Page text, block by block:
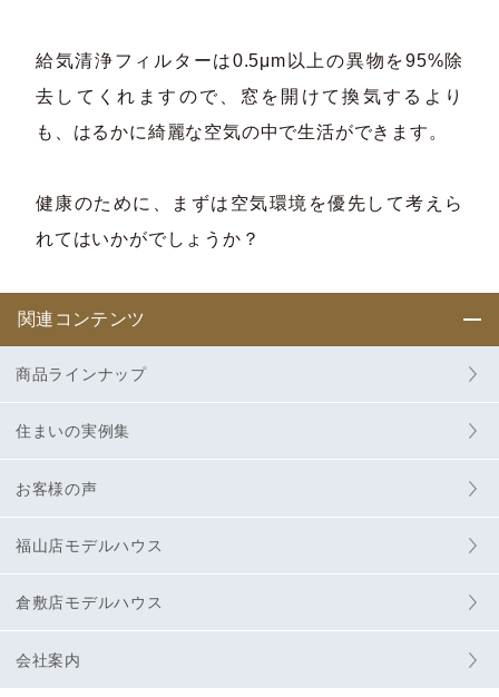
給気清浄フィルターは0.5μm以上の異物を95%除
去してくれますので、窓を開けて換気するより
も、はるかに綺麗な空気の中で生活ができます。
健康のために、まずは空気環境を優先して考えら
れてはいかがでしょうか？
関連コンテンツ
商品ラインナップ
住まいの実例集
お客様の声
福山店モデルハウス
倉敷店モデルハウス
会社案内